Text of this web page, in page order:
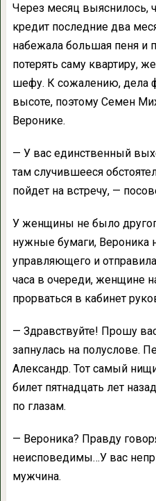
Через месяц выяснилось,
кредит последние два
набежала большая пеня и
потерять саму квартиру,
шефу. К сожалению, дела
высоте, поэтому Семен
Веронике.
— У вас единственный
там случившееся
пойдет на встречу, —
У женщины не было
нужные бумаги, Вероника
управляющего и
часа в очереди, женщине
прорваться в кабинет
— Здравствуйте! Прошу
запнулась на полуслове.
Александр. Тот самый
билет пятнадцать лет
по глазам.
— Вероника? Правду
неисповедимы…У вас
мужчина.